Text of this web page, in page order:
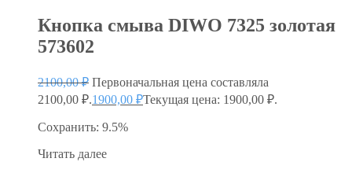
Кнопка смыва DIWO 7325 золотая
573602
2100,00₽ Первоначальная цена составляла
2100,00 ₽.1900,00 ₽Текущая цена: 1900,00 ₽.
Сохранить: 9.5%
Читать далее